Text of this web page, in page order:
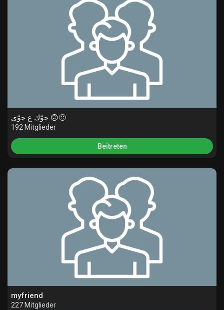
جوّك ع جوّي 🙃🙂
192 Mitglieder
Beitreten
myfriend
227 Mitglieder